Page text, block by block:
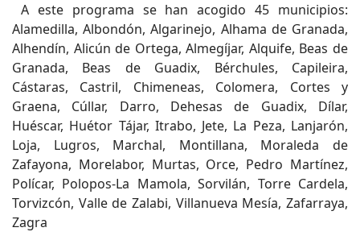
A este programa se han acogido 45 municipios:
Alamedilla, Albondón, Algarinejo, Alhama de Granada,
Alhendín, Alicún de Ortega, Almegíjar, Alquife, Beas de
Granada, Beas de Guadix, Bérchules, Capileira,
Cástaras, Castril, Chimeneas, Colomera, Cortes y
Graena, Cúllar, Darro, Dehesas de Guadix, Dílar,
Huéscar, Huétor Tájar, Itrabo, Jete, La Peza, Lanjarón,
Loja, Lugros, Marchal, Montillana, Moraleda de
Zafayona, Morelabor, Murtas, Orce, Pedro Martínez,
Polícar, Polopos-La Mamola, Sorvilán, Torre Cardela,
Torvizcón, Valle de Zalabi, Villanueva Mesía, Zafarraya,
Zagra